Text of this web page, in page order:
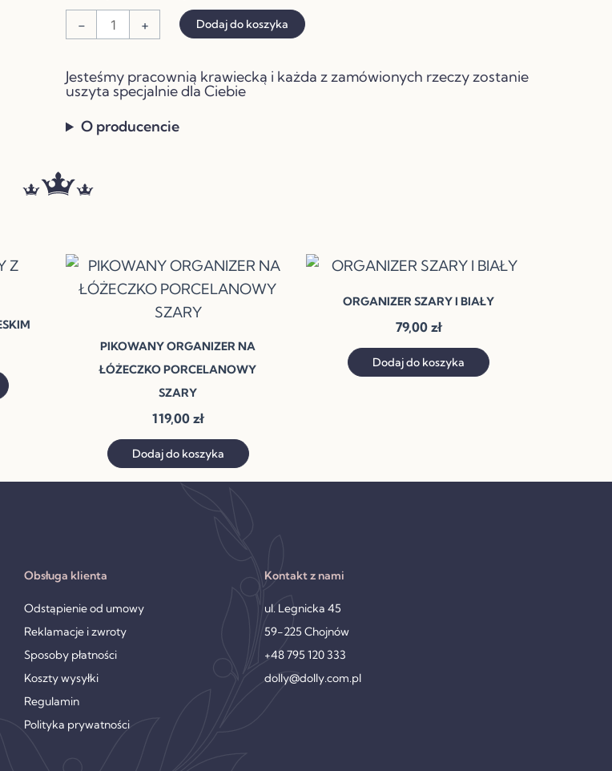
-
PIKOWANY
ORGANIZER
ŁÓŻECZKO
GRAFIT
+ Dodaj do koszyka
Jesteśmy pracownią krawiecką i każda z zamówionych rzeczy zostanie
uszyta specjalnie dla Ciebie
O producencie
PIKOWANY ORGANIZER NA
ŁÓŻECZKO PORCELANOWY
SZARY
119,00 zł
Dodaj do koszyka
ORGANIZER SZARY I BIAŁY
79,00 zł
Dodaj do koszyka
Obsługa klienta
Odstąpienie od umowy
Reklamacje i zwroty
Sposoby płatności
Koszty wysyłki
Regulamin
Polityka prywatności
Kontakt z nami
ul. Legnicka 45
59-225 Chojnów
+48 795 120 333
dolly@dolly.com.pl